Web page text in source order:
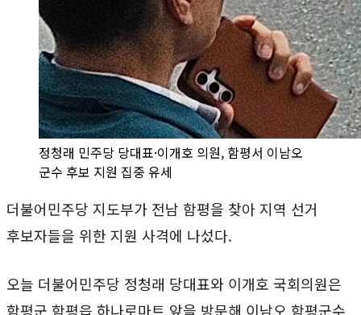
정청래 민주당 당대표·이개호 의원, 함평서 이남오
군수 후보 지원 집중 유세
더불어민주당 지도부가 전남 함평을 찾아 지역 선거
후보자들을 위한 지원 사격에 나섰다.
오늘 더불어민주당 정청래 당대표와 이개호 국회의원은
함평군 함평읍 하나로마트 앞을 방문해 이남오 함평군수